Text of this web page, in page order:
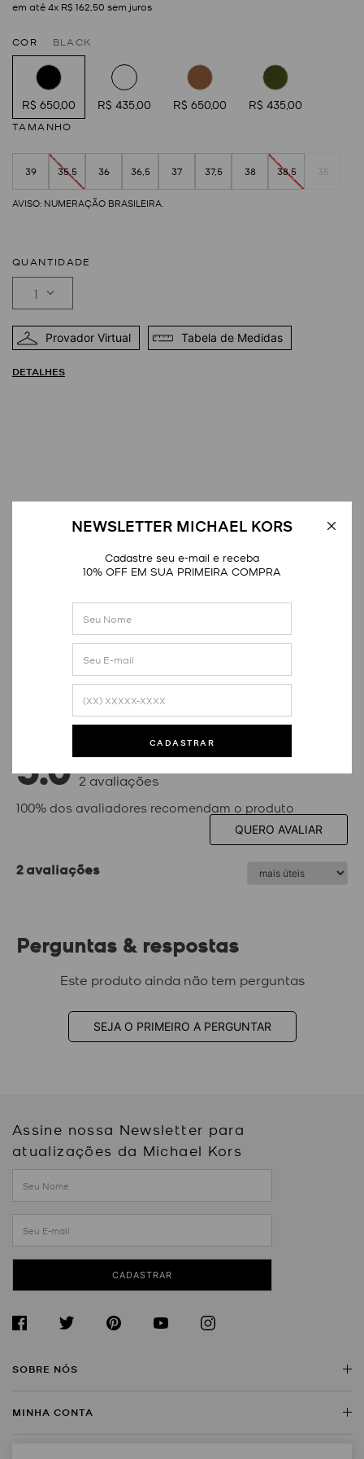
NEWSLETTER MICHAEL KORS
Cadastre seu e-mail e receba
10% OFF EM SUA PRIMEIRA COMPRA
CADASTRAR
em até4x R$ 162 50 sem juros
COR BLACK
R$ 650,00 R$ 435,00 R$ 650,00 R$ 435,00
TAMANHO
39 35,5 36 36,5 37 37,5 38 38,5 35
QUANTIDADE
1
Provador Virtual Tabela de Medidas
DETALHES
Avaliações
Distribuição das notas
Nota média
5.0 2 avaliações
100% dos avaliadores recomendam o produto
QUERO AVALIAR
2 avaliações
Perguntas & respostas
Este produto ainda não tem perguntas
SEJA O PRIMEIRO A PERGUNTAR
Assine nossa Newsletter para
atualizações da Michael Kors
CADASTRAR
SOBRE NÓS
MINHA CONTA